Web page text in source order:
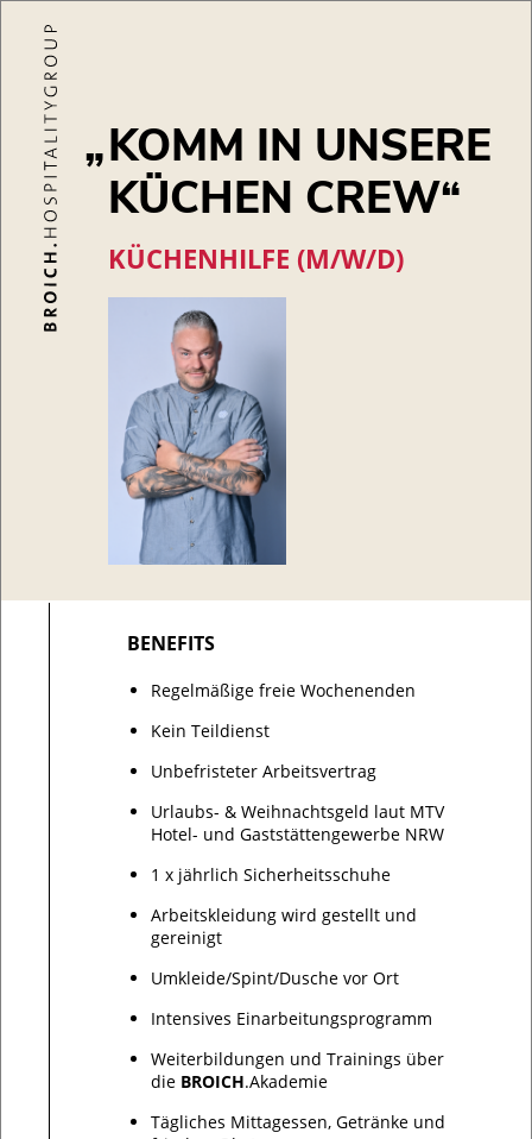
KOMM IN UNSERE
KÜCHEN CREW
KÜCHENHILFE (M/W/D)
BENEFITS
Regelmäßige freie Wochenenden
Kein Teildienst
Unbefristeter Arbeitsvertrag
Urlaubs- & Weihnachtsgeld laut MTV
Hotel- und Gaststättengewerbe NRW
1 x jährlich Sicherheitsschuhe
Arbeitskleidung wird gestellt und
gereinigt
Umkleide/Spint/Dusche vor Ort
Intensives Einarbeitungsprogramm
Weiterbildungen und Trainings über
die BROICH.Akademie
Tägliches Mittagessen, Getränke und